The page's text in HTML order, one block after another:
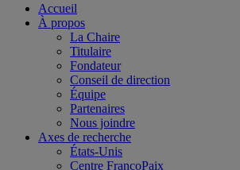
Accueil
À propos
La Chaire
Titulaire
Fondateur
Conseil de direction
Équipe
Partenaires
Nous joindre
Axes de recherche
États-Unis
Centre FrancoPaix